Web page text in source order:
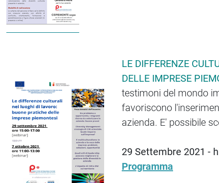
LE DIFFERENZE
DELLE IMPRESE
testimoni del mondo
favoriscono
azienda. E' possibile
29 Settembre 2021 -
Programma